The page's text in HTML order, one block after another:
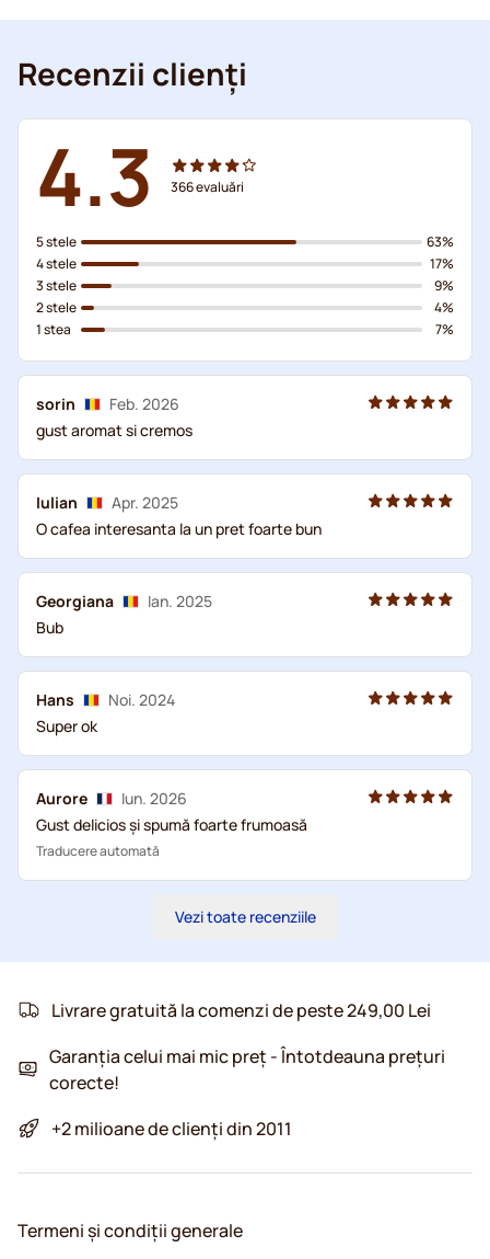
Recenzii clienți
4.3 366evaluări
5 stele
4 stele
3 stele
2 stele
1 stea
63%
17%
9%
4%
7%
sorin
Feb. 2026
gust aromat si cremos
Iulian
Apr. 2025
O cafea interesanta la un pret foarte bun
Georgiana
Ian. 2025
Bub
Hans
Noi. 2024
Super ok
Aurore
Iun. 2026
Gust delicios și spumă foarte frumoasă
Traducere automată
Vezi toate recenziile
Livrare gratuită la comenzi de peste 249,00 Lei
Garanția celui mai mic preț - Întotdeauna prețuri
corecte!
+2 milioane de clienți din 2011
Termeni și condiții generale